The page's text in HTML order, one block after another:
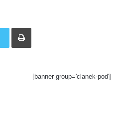
Tisknout
[banner group='clanek-pod']